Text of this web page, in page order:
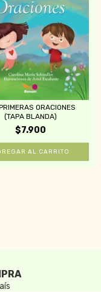
ORACIONES
(TAPA BLANDA)
$7.900